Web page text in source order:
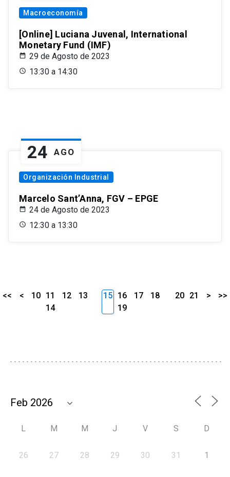
Macroeconomía
[Online] Luciana Juvenal, International
Monetary Fund (IMF)
29 de Agosto de 2023
13:30 a 14:30
24 AGO
Organización Industrial
Marcelo Sant’Anna, FGV – EPGE
24 de Agosto de 2023
12:30 a 13:30
<< < 10 11 12
13
14
15 16 17
18
19
20 21 > >>
L M M J V S D
26 27 28 29 30 31 1